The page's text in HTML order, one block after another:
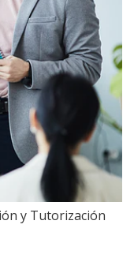
y Tutorización